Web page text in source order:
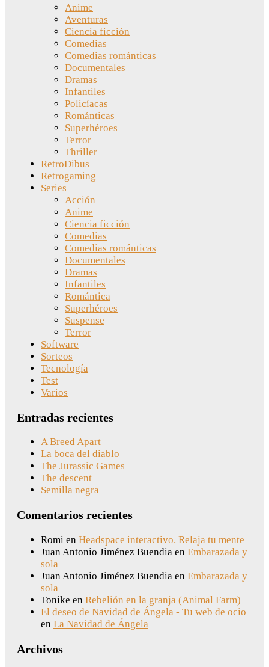
Anime
Aventuras
Ciencia ficción
Comedias
Comedias románticas
Documentales
Dramas
Infantiles
Policíacas
Románticas
Superhéroes
Terror
Thriller
RetroDibus
Retrogaming
Series
Acción
Anime
Ciencia ficción
Comedias
Comedias románticas
Documentales
Dramas
Infantiles
Romántica
Superhéroes
Suspense
Terror
Software
Sorteos
Tecnología
Test
Varios
Entradas recientes
A Breed Apart
La boca del diablo
The Jurassic Games
The descent
Semilla negra
Comentarios recientes
Romi en Headspace interactivo. Relaja tu mente
Juan Antonio Jiménez Buendia en Embarazada y
sola
Juan Antonio Jiménez Buendia en Embarazada y
sola
Tonike en Rebelión en la granja (Animal Farm)
El deseo de Navidad de Ángela - Tu web de ocio
en La Navidad de Ángela
Archivos